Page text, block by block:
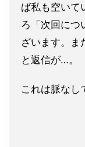
ば私も空いて
ろ「次回につ
ざいます。ま
と返信が…。
これは脈なし